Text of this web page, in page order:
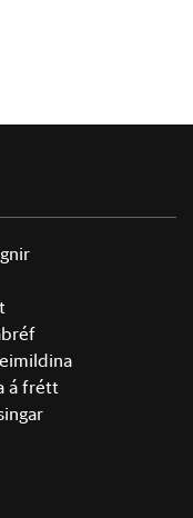
á frétt